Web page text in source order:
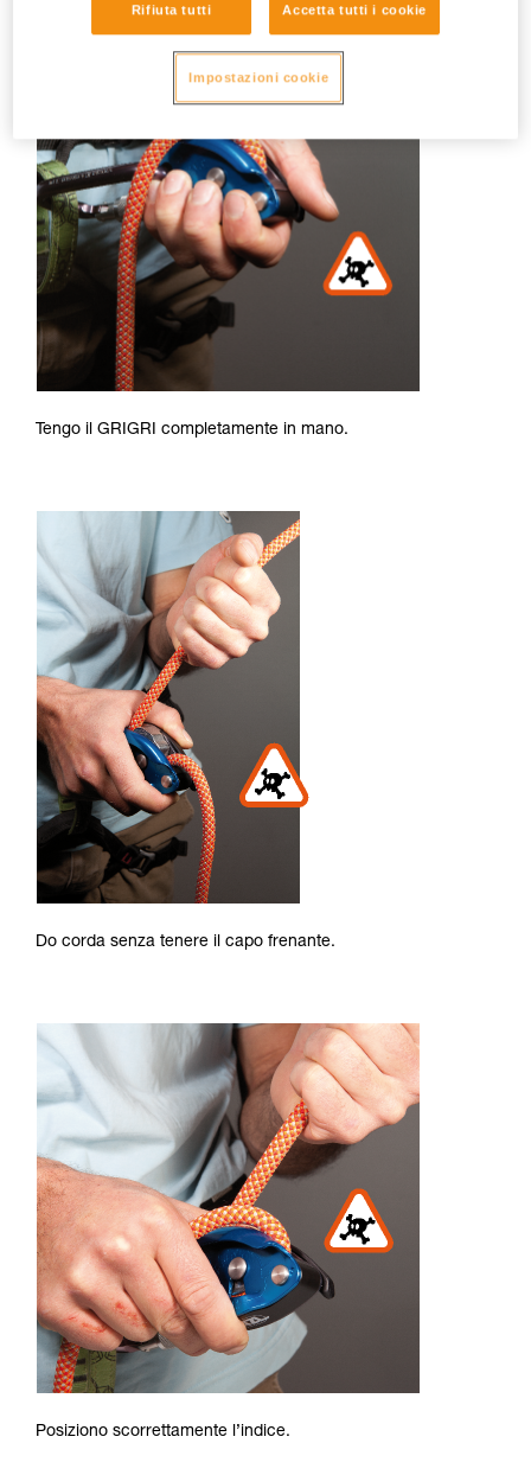
Tengo il GRIGRI completamente in mano.
Do corda senza tenere il capo frenante.
Posiziono scorrettamente l’indice.
Rifiuta tutti Accetta tutti i cookie
Impostazioni cookie